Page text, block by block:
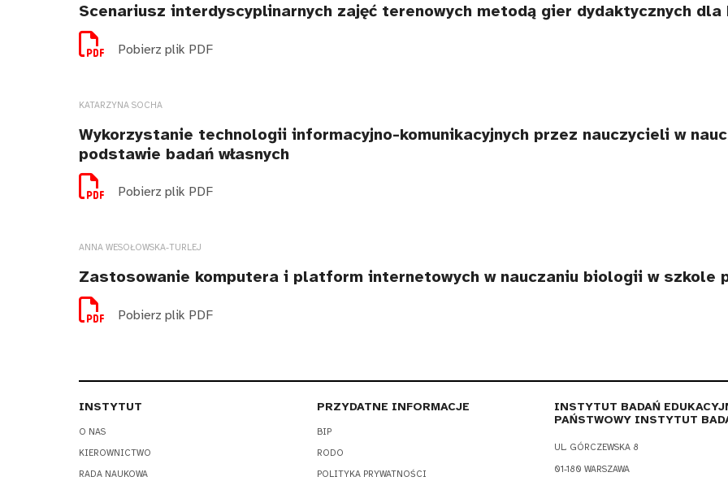
Scenariusz interdyscyplinarnych zajęć terenowych metodą gier dydaktycznych
Pobierz plik PDF
KATARZYNA SOCHA
Wykorzystanie technologii informacyjno-komunikacyjnych przez nauczycieli w
podstawie badań własnych
Pobierz plik PDF
ANNA WESOŁOWSKA-TURLEJ
Zastosowanie komputera i platform internetowych w nauczaniu biologii w szkole
Pobierz plik PDF
INSTYTUT
O NAS
KIEROWNICTWO
RADA NAUKOWA
PRZYDATNE INFORMACJE
BIP
RODO
POLITYKA PRYWATNOŚCI
INSTYTUT BADAŃ
PAŃSTWOWY INSTYTUT
UL. GÓRCZEWSKA 8
01-180 WARSZAWA